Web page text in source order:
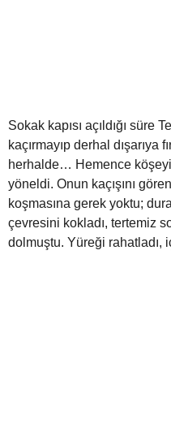
Sokak kapısı açıldığı süre
kaçırmayıp derhal dışarıya
herhalde… Hemence
yöneldi. Onun kaçışını
koşmasına gerek yoktu;
çevresini kokladı, tertemiz
dolmuştu. Yüreği rahatladı,